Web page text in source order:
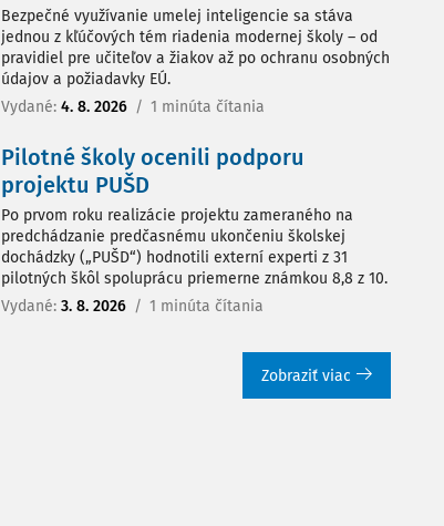
Bezpečné využívanie umelej inteligencie sa stáva
jednou z kľúčových tém riadenia modernej školy – od
pravidiel pre učiteľov a žiakov až po ochranu osobných
údajov a požiadavky EÚ.
Vydané: 4. 8. 2026 / 1 minúta čítania
Pilotné školy ocenili podporu
projektu PUŠD
Po prvom roku realizácie projektu zameraného na
predchádzanie predčasnému ukončeniu školskej
dochádzky („PUŠD“) hodnotili externí experti z 31
pilotných škôl spoluprácu priemerne známkou 8,8 z 10.
Vydané: 3. 8. 2026 / 1 minúta čítania
Zobraziť viac